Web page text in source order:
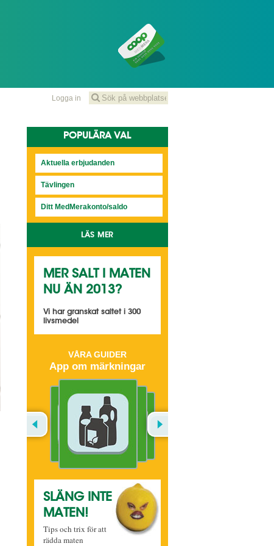
Logga in
POPULÄRA VAL
Aktuella erbjudanden
Tävlingen
Ditt MedMerakonto/saldo
LÄS MER
MER SALT I MATEN
NU ÄN 2013?
Vi har granskat saltet i 300
livsmedel
VÅRA GUIDER
App om märkningar
SLÄNG INTE
MATEN!
Tips och trix för att
rädda maten